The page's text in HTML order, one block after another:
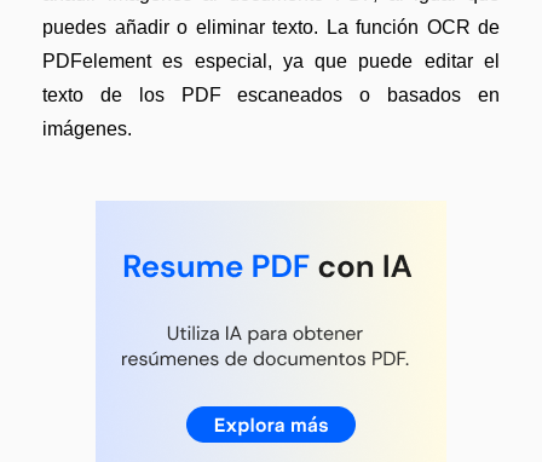
puedes añadir o eliminar texto. La función OCR de
PDFelement es especial, ya que puede editar el
texto de los PDF escaneados o basados en
imágenes.